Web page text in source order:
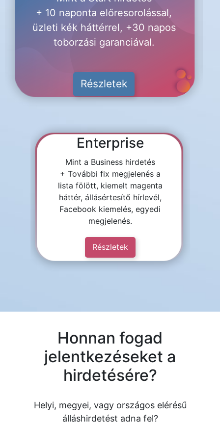
+ 10 naponta előresorolással,
üzleti kék háttérrel, +30 napos
toborzási garanciával.
Részletek
Enterprise
Mint a Business hirdetés
+ További fix megjelenés a
lista fölött, kiemelt magenta
háttér, állásértesítő hírlevél,
Facebook kiemelés, egyedi
megjelenés.
Részletek
Honnan fogad
jelentkezéseket a
hirdetésére?
Helyi, megyei, vagy országos elérésű
álláshirdetést adna fel?